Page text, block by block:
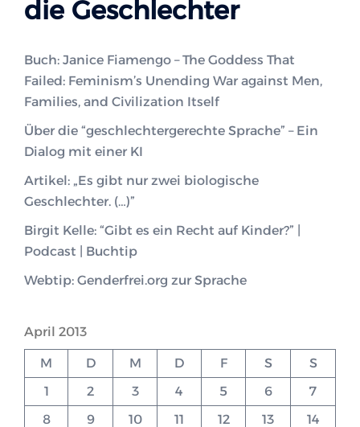
die Geschlechter
Buch: Janice Fiamengo – The Goddess That
Failed: Feminism’s Unending War against Men,
Families, and Civilization Itself
Über die “geschlechtergerechte Sprache” – Ein
Dialog mit einer KI
Artikel: „Es gibt nur zwei biologische
Geschlechter. (…)”
Birgit Kelle: “Gibt es ein Recht auf Kinder?” |
Podcast | Buchtip
Webtip: Genderfrei.org zur Sprache
April 2013
M D M D F S
S
1
2 3 4 5 6
7
8
9 10 11 12 13 14